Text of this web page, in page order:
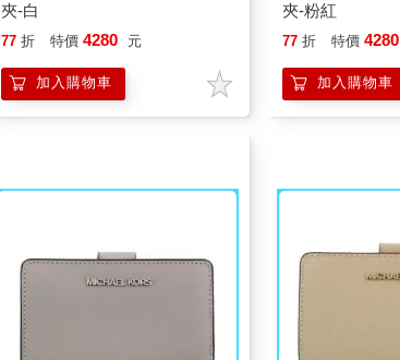
夾-白
77 折 特價 4280 元
加入購物車
夾-粉紅
77 折 特價 4280
加入購物車